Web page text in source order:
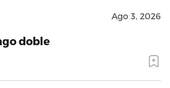
Ago 3, 2026
doble